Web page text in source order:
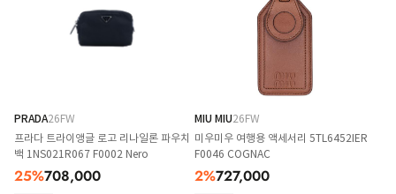
PRADA26FW
프라다 트라이앵글 로고 리나일론 파우치
백 1NS021R067 F0002 Nero
25%708,000
MIU MIU26FW
미우미우 여행용 액세서리 5TL6452IER
F0046 COGNAC
2%727,000